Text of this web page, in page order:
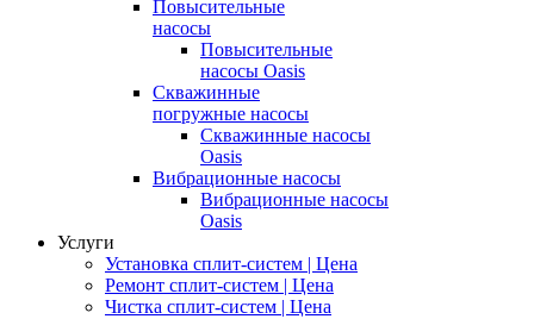
Повысительные
насосы
Повысительные
насосы Oasis
Скважинные
погружные насосы
Скважинные насосы
Oasis
Вибрационные насосы
Вибрационные насосы
Oasis
Услуги
Установка сплит-систем | Цена
Ремонт сплит-систем | Цена
Чистка сплит-систем | Цена